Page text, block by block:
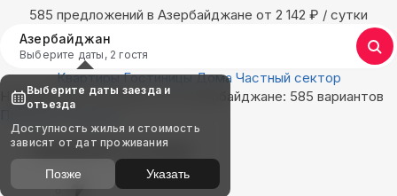
585 предложений в Азербайджане oт 2 142 ₽ / сутки
Азербайджан
Выберите даты, 2 гостя
Квартиры Гостиницы Дома Частный сектор
Найдём, где остановиться в Азербайджане: 585 вариантов
Показать на карте
Выбирайте лучшее
Выберите даты заезда и
отъезда
Доступность жилья и стоимость
зависят от дат проживания
Позже Указать